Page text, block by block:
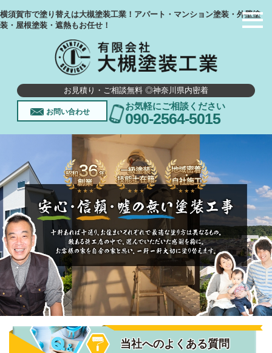
横須賀市で塗り替えは大槻塗装工業！アパート・マンション塗装・外壁塗
装・屋根塗装・遮熱もお任せ！
お見積り・ご相談無料 ◎神奈川県内密着
お問い合わせ
お気軽にご相談ください
090-2564-5015
当社へのよくある質問